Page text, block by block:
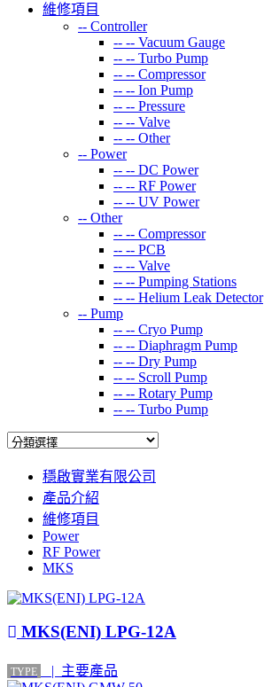
維修項目
-- Controller
-- -- Vacuum Gauge
-- -- Turbo Pump
-- -- Compressor
-- -- Ion Pump
-- -- Pressure
-- -- Valve
-- -- Other
-- Power
-- -- DC Power
-- -- RF Power
-- -- UV Power
-- Other
-- -- Compressor
-- -- PCB
-- -- Valve
-- -- Pumping Stations
-- -- Helium Leak Detector
-- Pump
-- -- Cryo Pump
-- -- Diaphragm Pump
-- -- Dry Pump
-- -- Scroll Pump
-- -- Rotary Pump
-- -- Turbo Pump
穩啟實業有限公司
產品介紹
維修項目
Power
RF Power
MKS
MKS(ENI) LPG-12A
TYPE | 主要產品